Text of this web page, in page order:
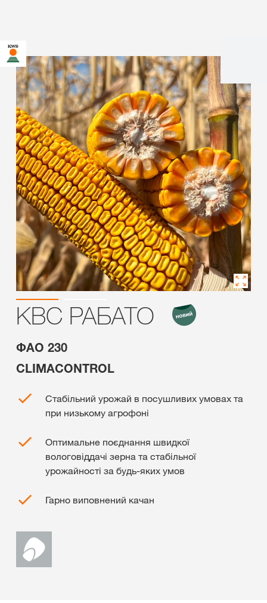
КВС РАБАТО
ФАО 230
CLIMACONTROL
Стабільний урожай в посушливих умовах та
при низькому агрофоні
Оптимальне поєднання швидкої
вологовіддачі зерна та стабільної
урожайності за будь-яких умов
Гарно виповнений качан